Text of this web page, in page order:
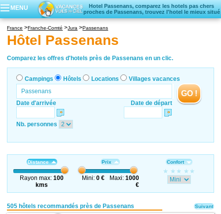
MENU
Hotel Passenans, comparez les hotels pas chers
proches de Passenans, trouvez l'hotel le mieux situé
Locations vacances
Villages vacances
France Franche-Comté Jura Passenans
Hôtel Passenans
Comparez les offres d'hotels près de Passenans en un clic.
Campings Hôtels Locations Villages vacances
Date d'arrivée Date de départ
GO !
Nb. personnes
Distance
Rayon max:100
kms
Prix
Mini: 0 € Maxi:1000
€
Confort
505 hôtels recommandés près de Passenans
Suivant